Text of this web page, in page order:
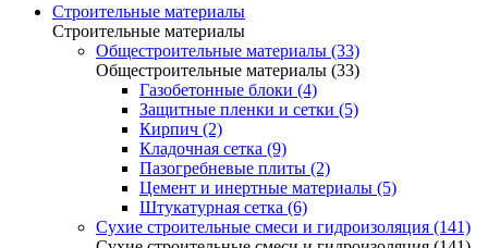
Строительные материалы
Строительные материалы
Общестроительные материалы (33)
Общестроительные материалы (33)
Газобетонные блоки (4)
Защитные пленки и сетки (5)
Кирпич (2)
Кладочная сетка (9)
Пазогребневые плиты (2)
Цемент и инертные материалы (5)
Штукатурная сетка (6)
Сухие строительные смеси и гидроизоляция (141)